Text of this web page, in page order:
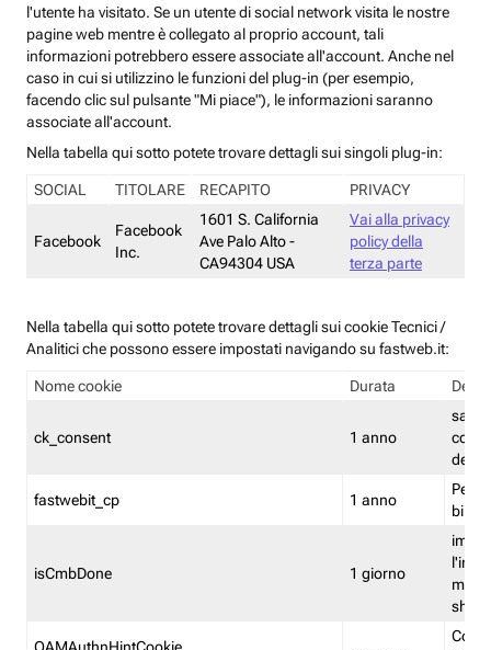
l'utente ha visitato. Se un utente di social network visita le nostre
pagine web mentre è collegato al proprio account, tali
informazioni potrebbero essere associate all'account. Anche nel
caso in cui si utilizzino le funzioni del plug-in (per esempio,
facendo clic sul pulsante "Mi piace"), le informazioni saranno
associate all'account.
Nella tabella qui sotto potete trovare dettagli sui singoli plug-in:
SOCIAL TITOLARE RECAPITO PRIVACY
Facebook
Facebook
Inc.
1601 S. California
Ave Palo Alto -
CA94304 USA
Vai alla privacy
policy della
terza parte
Nella tabella qui sotto potete trovare dettagli sui cookie Tecnici /
Analitici che possono essere impostati navigando su fastweb.it:
Nome cookie Durata
ck_consent 1 anno
salva
dei
fastwebit_cp 1 anno
isCmbDone 1 giorno
shp